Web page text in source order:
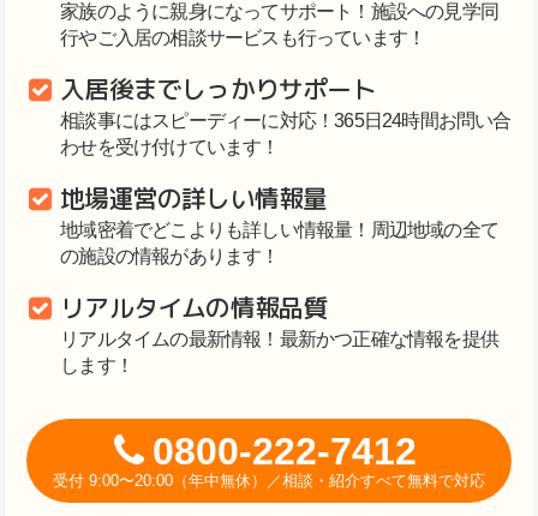
家族のように親身になってサポート！施設への見学同
行やご入居の相談サービスも行っています！
入居後までしっかりサポート
相談事にはスピーディーに対応！365日24時間お問い合
わせを受け付けています！
地場運営の詳しい情報量
地域密着でどこよりも詳しい情報量！周辺地域の全て
の施設の情報があります！
リアルタイムの情報品質
リアルタイムの最新情報！最新かつ正確な情報を提供
します！
0800-222-7412
受付 9:00〜20:00（年中無休）／相談・紹介すべて無料で対応